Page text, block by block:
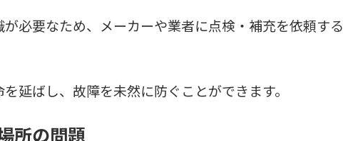
必要なため、メーカーや業者に点検・補充を依頼する
延ばし、故障を未然に防ぐことができます。
所の問題